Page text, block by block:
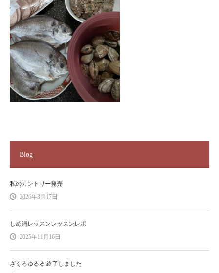
Blog
私のカントリー発売
2026年3月17日
しめ縄レッスンレッスンレポ
2025年11月16日
ざくろゆるる 終了しました